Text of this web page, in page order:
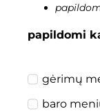
papildomi
gėrimų
baro